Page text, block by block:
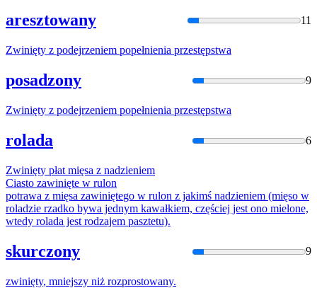
aresztowany 11
Zwinięty z podejrzeniem popełnienia przestępstwa
posadzony 9
Zwinięty z podejrzeniem popełnienia przestępstwa
rolada 6
Zwinięty płat mięsa z nadzieniem
Ciasto zawinięte w rulon
potrawa z mięsa zawiniętego w rulon z jakimś nadzieniem (mięso w
roladzie rzadko bywa jednym kawałkiem, częściej jest ono mielone,
wtedy rolada jest rodzajem pasztetu).
skurczony 9
zwinięty, mniejszy niż rozprostowany.